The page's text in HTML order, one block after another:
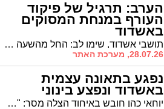
הערב: תרגיל של פיקוד
העורף במנחת המסוקים
באשדוד
תושבי אשדוד, שימו לב: החל מהשעה 19:00 הערב (שלישי) יתקיים אימון מתוכנן של פיקוד העורף במנחת המסוקים בעיר
28.07.26, מערכת האתר
נפגע בתאונה עצמית
באשדוד ונפצע בינוני
יוחאי כהן חובש באיחוד הצלה מסר: "מדובר בנהג רכב שנפגע בתאונה עצמית, הענקתי לו טיפול רפואי והוא פונה להמשך טיפול בבית חולים כשמצבו מוגדר בינוני".